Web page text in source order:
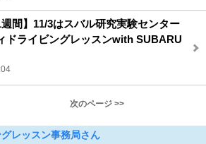
週間】11/3はスバル研究実験センター
ドライビングレッスンwith SUBARU
次のページ >>
レッスン事務局さん